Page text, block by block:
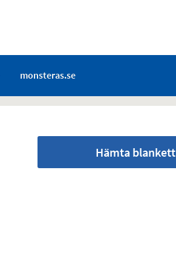
monsteras.se
Hämta blankett